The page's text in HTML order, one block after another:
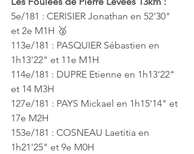
5e/181 : CERISIER Jonathan en 52'30"
et 2e M1H 🥈
113e/181 : PASQUIER Sébastien en
1h13'22" et 11e M1H
114e/181 : DUPRE Etienne en 1h13'22"
et 14 M3H
127e/181 : PAYS Mickael en 1h15'14" et
17e M2H
153e/181 : COSNEAU Laetitia en
1h21'25" et 9e M0H